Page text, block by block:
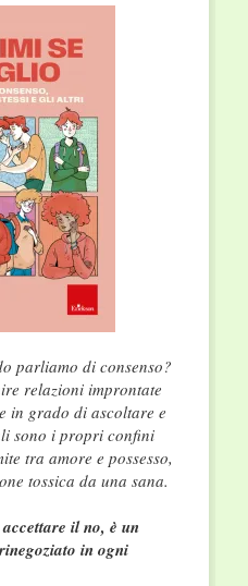
parliamo di consenso?
relazioni improntate
in grado di ascoltare e
sono i propri confini
tra amore e possesso,
tossica da una sana.
il no, è un
in ogni